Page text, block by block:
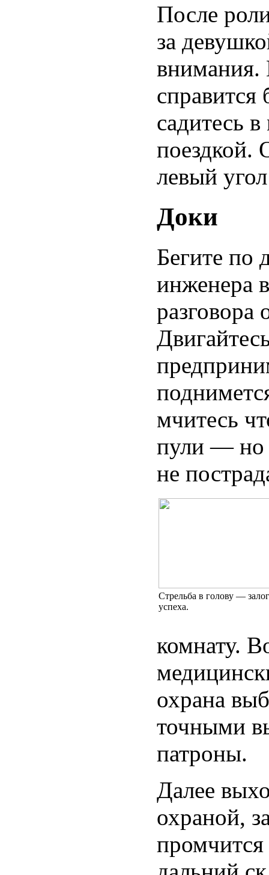
После
за
внимания.
садитесь
поездкой.
левый
Доки
Бегите по
инженера
разговора
мчитесь
пули — но
не
Стрельба в голову — залог
успеха.
комнату.
охрана
точными
патроны.
Далее
охраной,
промчится